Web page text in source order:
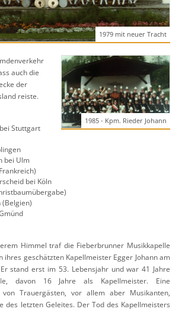
1979 mit neuer Tracht
1985 - Kpm. Rieder Johann
auch die
der
reiste.
Stuttgart
bei Ulm
bei Köln
Himmel traf die Fieberbrunner Musikkapelle
ihres geschätzten Kapellmeister Egger Johann am
stand erst im 53. Lebensjahr und war 41 Jahre
davon 16 Jahre als Kapellmeister. Eine
von Trauergästen, vor allem aber Musikanten,
des letzten Geleites. Der Tod des Kapellmeisters